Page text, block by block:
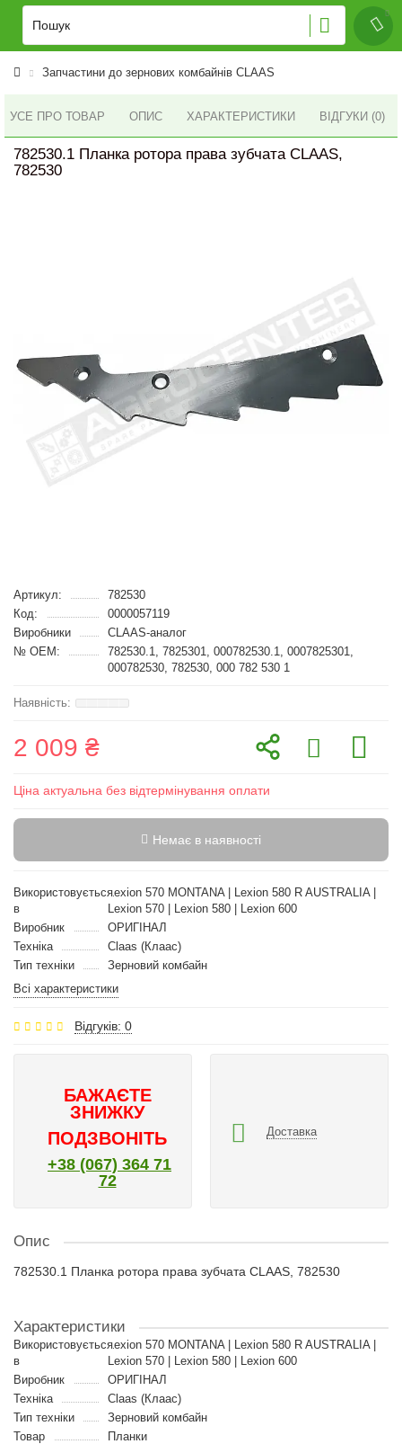
Запчастини до зернових комбайнів CLAAS
УСЕ ПРО ТОВАР ОПИС ХАРАКТЕРИСТИКИ ВІДГУКИ (0)
782530.1 Планка ротора права зубчата CLAAS,
782530
Артикул:
782530
Код:
0000057119
Виробники
CLAAS-аналог
№ OEM:
782530.1, 7825301, 000782530.1, 0007825301,
000782530, 782530, 000 782 530 1
2 009 ₴
Ціна актуальна без відтермінування оплати
Немає в наявності
Використовується
в
Lexion 570 MONTANA | Lexion 580 R AUSTRALIA |
Lexion 570 | Lexion 580 | Lexion 600
Виробник
ОРИГІНАЛ
Техніка
Claas (Клаас)
Тип техніки
Зерновий комбайн
Всі характеристики
Відгуків: 0
БАЖАЄТЕ
ЗНИЖКУ
ПОДЗВОНІТЬ
+38 (067) 364 71
72
Доставка
Опис
782530.1 Планка ротора права зубчата CLAAS, 782530
Характеристики
Використовується
в
Lexion 570 MONTANA | Lexion 580 R AUSTRALIA |
Lexion 570 | Lexion 580 | Lexion 600
Виробник
ОРИГІНАЛ
Техніка
Claas (Клаас)
Тип техніки
Зерновий комбайн
Товар
Планки